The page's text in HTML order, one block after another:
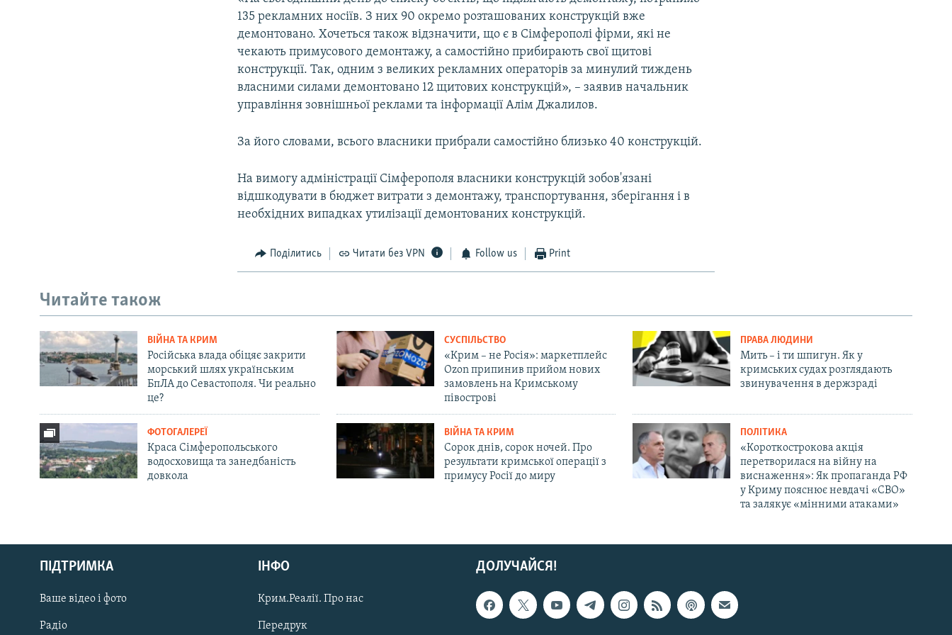
Русский
Qırımtatar
ДОЛУЧАЙСЯ!
135 рекламних носіїв. З них 90 окремо розташованих конструкцій вже
демонтовано. Хочеться також відзначити, що є в Сімферополі фірми, які не
чекають примусового демонтажу, а самостійно прибирають свої щитові
конструкції. Так, одним з великих рекламних операторів за минулий тиждень
власними силами демонтовано 12 щитових конструкцій», – заявив начальник
управління зовнішньої реклами та інформації Алім Джалилов.
За його словами, всього власники прибрали самостійно близько 40 конструкцій.
На вимогу адміністрації Сімферополя власники конструкцій зобов'язані
відшкодувати в бюджет витрати з демонтажу, транспортування, зберігання і в
необхідних випадках утилізації демонтованих конструкцій.
Поділитись Читати без VPN Follow us Print
Читайте також
ВІЙНА ТА КРИМ
Російська влада обіцяє закрити
морський шлях українським
БпЛА до Севастополя. Чи реально
це?
СУСПІЛЬСТВО
«Крим – не Росія»: маркетплейс
Ozon припинив прийом нових
замовлень на Кримському
півострові
ПРАВА ЛЮДИНИ
Мить – і ти шпигун. Як у
кримських судах розглядають
звинувачення в держзраді
ФОТОГАЛЕРЕЇ
Краса Сімферопольського
водосховища та занедбаність
довкола
ВІЙНА ТА КРИМ
Сорок днів, сорок ночей. Про
результати кримської операції з
примусу Росії до миру
ПОЛІТИКА
«Короткострокова акція
перетворилася на війну на
виснаження»: Як пропаганда РФ
у Криму пояснює невдачі «СВО»
та залякує «мінними атаками»
ДОЛУЧАЙСЯ!
ПІДТРИМКА
Ваше відео і фото
Радіо
ІНФО
Крим.Реалії. Про нас
Передрук